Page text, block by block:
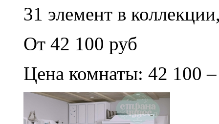
31 элемент в
От 42 100 руб
Цена комнаты: 42 100